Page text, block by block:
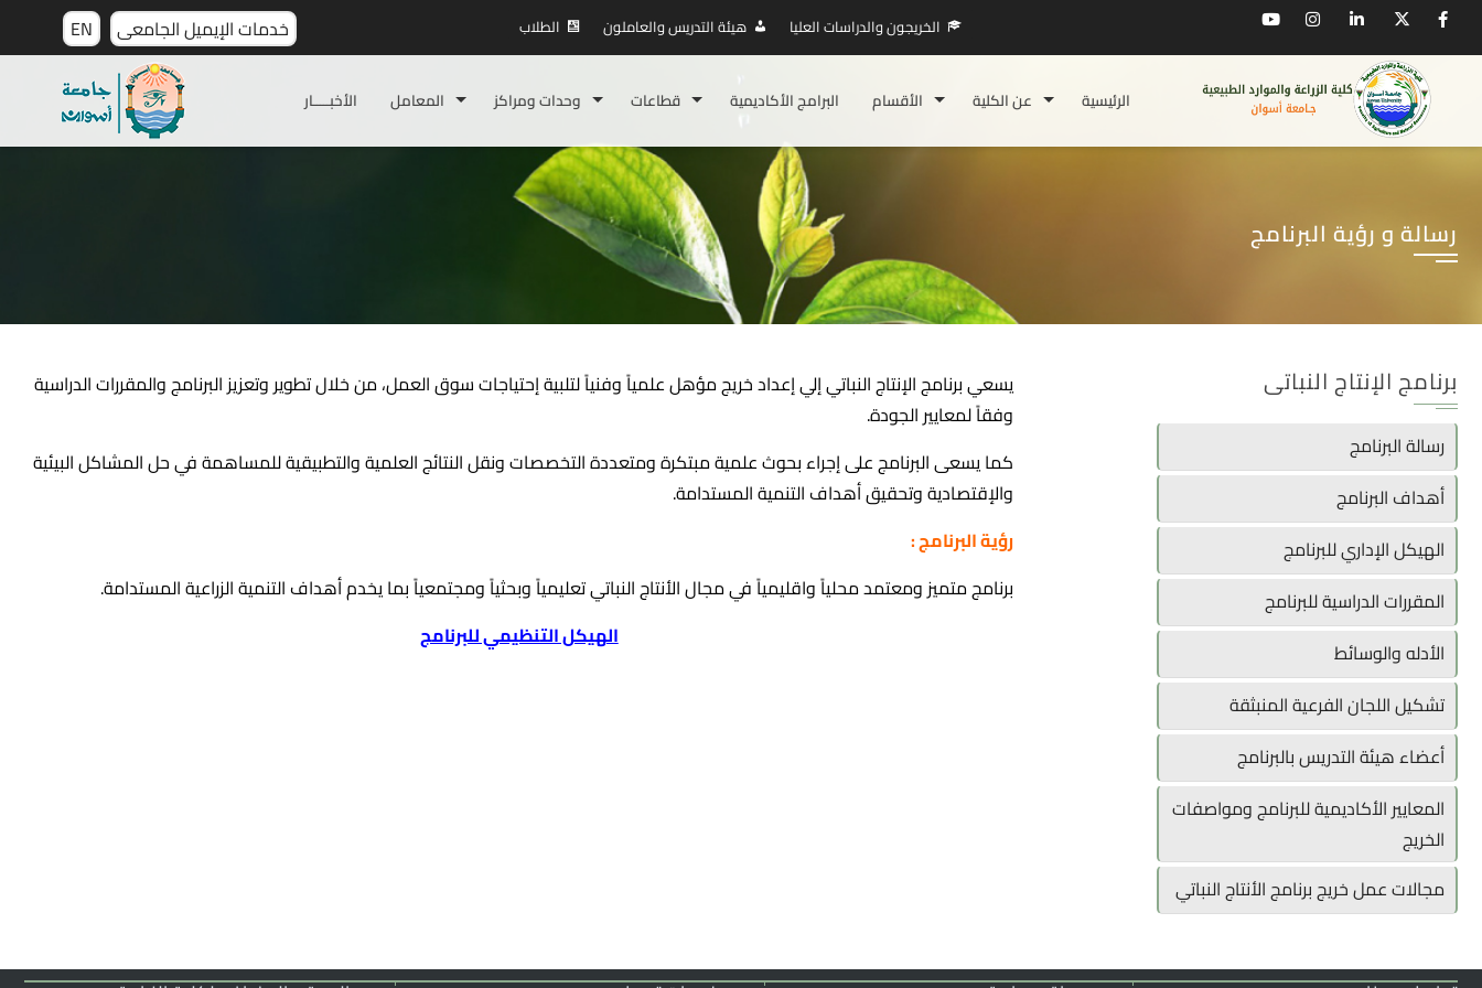
EN خدمات الإيميل الجامعى الطلاب هيئة التدريس والعاملون الخريجون والدراسات العليا
الأخبـــــار المعامل وحدات ومراكز قطاعات البرامج الأكاديمية الأقسام عن الكلية الرئيسية
رسالة و رؤية البرنامج
يسعي برنامج الإنتاج النباتي إلي إعداد خريج مؤهل علمياً وفنياً لتلبية إحتياجات سوق العمل، من خلال تطوير وتعزيز البرنامج والمقررات الدراسية
وفقاً لمعايير الجودة.
كما يسعى البرنامج على إجراء بحوثعلمية مبتكرة ومتعددة التخصصات ونقل النتائج العلمية والتطبيقية للمساهمة في حل المشاكل البيئية
والإقتصادية وتحقيق أهداف التنمية المستدامة.
رؤية البرنامج :
برنامج متميز ومعتمد محلياً واقليمياً في مجال الأنتاج النباتي تعليمياً وبحثياً ومجتمعياً بما يخدم أهداف التنمية الزراعية المستدامة.
الهيكل التنظيمي للبرنامج
برنامج الإنتاج النباتى
رسالة البرنامج
أهداف البرنامج
الهيكل الإداري للبرنامج
المقررات الدراسية للبرنامج
الأدله والوسائط
تشكيل اللجان الفرعية المنبثقة
أعضاء هيئة التدريس بالبرنامج
المعايير الأكاديمية للبرنامج ومواصفات
الخريج
مجالات عمل خريج برنامج الأنتاج النباتي